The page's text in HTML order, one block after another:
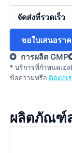
จัดส่งที่รวดเร็ว
ขอใบเสนอรา
การผลิต GMP
* บริการที่กําหนดเอ
ข้อความหรือ ติดต่อเ
ผลิตภัณฑ์